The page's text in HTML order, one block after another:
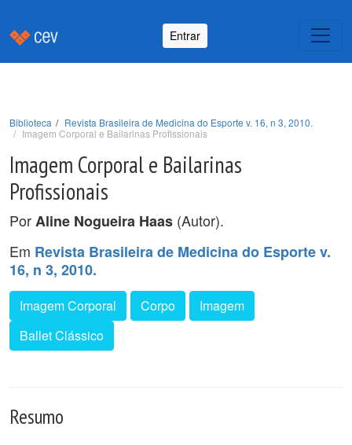
Entrar
Biblioteca
Revista Brasileira de Medicina do Esporte v. 16, n 3, 2010.
Imagem Corporal e Bailarinas Profissionais
Imagem Corporal e Bailarinas
Profissionais
PorAline Nogueira Haas (Autor).
Em Revista Brasileira de Medicina do Esporte v.
16, n 3, 2010.
Imagem Corporal Corpo
Imagem
Ballet Clássico
Resumo